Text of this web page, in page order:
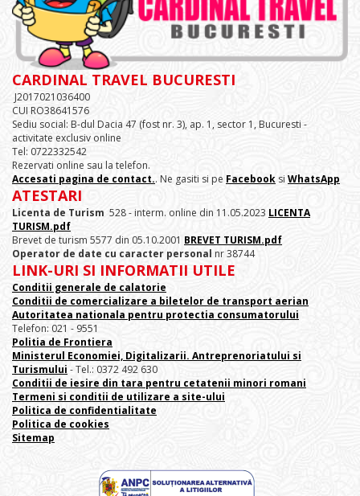
CARDINAL TRAVEL BUCURESTI
J2017021036400
CUI RO38641576
Sediu social: B-dul Dacia 47 (fost nr. 3), ap. 1, sector 1, Bucuresti -
activitate exclusiv online
Tel: 0722332542
Rezervati online sau la telefon.
Accesati pagina de contact.. Ne gasiti si pe Facebook si WhatsApp
ATESTARI
Licenta de Turism 528 - interm. online din 11.05.2023 LICENTA
TURISM.pdf
Brevet de turism 5577 din 05.10.2001 BREVET TURISM.pdf
Operator de date cu caracter personal nr 38744
LINK-URI SI INFORMATII UTILE
Conditii generale de calatorie
Conditii de comercializare a biletelor de transport aerian
Autoritatea nationala pentru protectia consumatorului
Telefon: 021 - 9551
Politia de Frontiera
Ministerul Economiei, Digitalizarii. Antreprenoriatului si
Turismului - Tel.: 0372 492 630
Conditii de iesire din tara pentru cetatenii minori romani
Termeni si conditii de utilizare a site-ului
Politica de confidentialitate
Politica de cookies
Sitemap